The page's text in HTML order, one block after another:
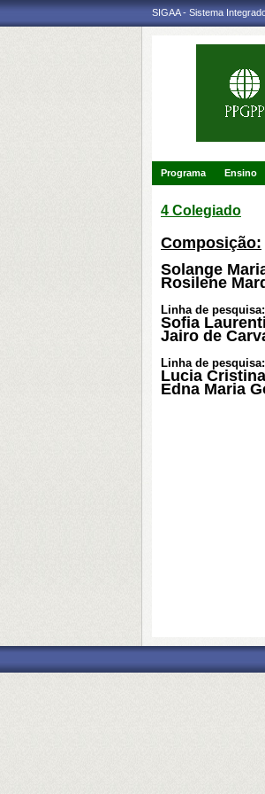
SIGAA - Sistema
Programa Ensino
4 Colegiado
Composição:
Solange
Rosilene
Linha de
Sofia
Jairo de
Linha de
Lucia
Edna Maria